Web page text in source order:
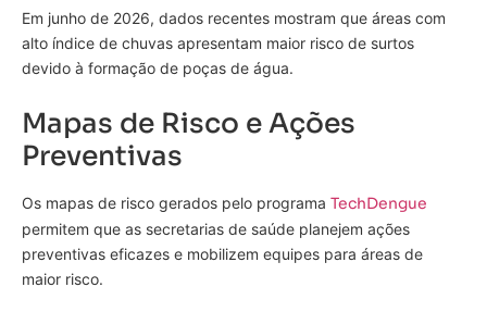
Em junho de 2026, dados recentes mostram que áreas com
alto índice de chuvas apresentam maior risco de surtos
devido à formação de poças de água.
Mapas de Risco e Ações
Preventivas
Os mapas de risco gerados pelo programa TechDengue
permitem que as secretarias de saúde planejem ações
preventivas eficazes e mobilizem equipes para áreas de
maior risco.